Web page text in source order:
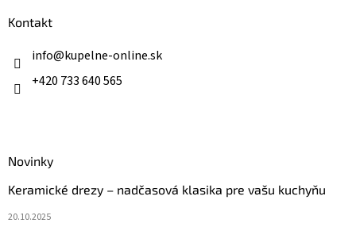
Kontakt
info@kupelne-online.sk
+420 733 640 565
Novinky
Keramické drezy – nadčasová klasika pre vašu kuchyňu
20.10.2025